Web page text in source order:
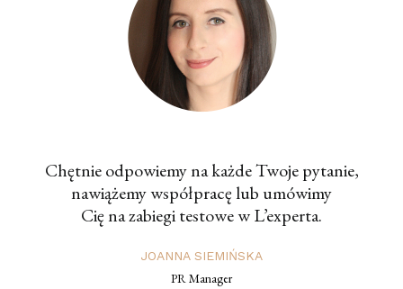
Chętnie odpowiemy na każde Twoje pytanie,
nawiążemy współpracę lub umówimy
Cię na zabiegi testowe w L’experta.
JOANNA SIEMIŃSKA
PR Manager